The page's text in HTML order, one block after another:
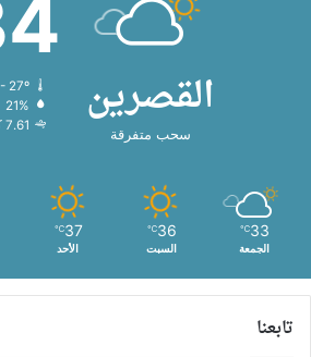
القصرين
سحب متفرقة
34º - 27º
21%
7.61 كم/ساعة
33
℃
الجمعة
36
℃
السبت
37
℃
الأحد
تابعنا